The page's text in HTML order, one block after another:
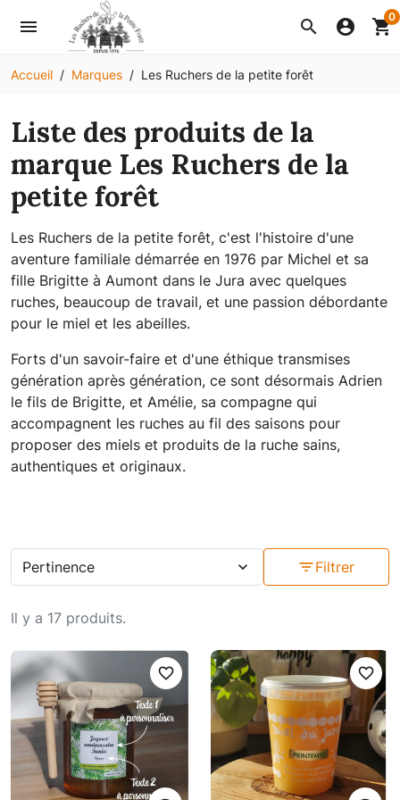
search
menu account_circle shopping_cart0
Accueil Marques Les Ruchers de la petite forêt
Liste des produits de la
marque Les Ruchers de la
petite forêt
Les Ruchers de la petite forêt, c'est l'histoire d'une
aventure familiale démarrée en 1976 par Michel et sa
fille Brigitte à Aumont dans le Jura avec quelques
ruches, beaucoup de travail, et une passion débordante
pour le miel et les abeilles.
Forts d'un savoir-faire et d'une éthique transmises
génération après génération, ce sont désormais Adrien
le fils de Brigitte, et Amélie, sa compagne qui
accompagnent les ruches au fil des saisons pour
proposer des miels et produits de la ruche sains,
authentiques et originaux.
Il y a 17 produits.
Pertinence expand_more filter_listFiltrer
favorite_border favorite_border